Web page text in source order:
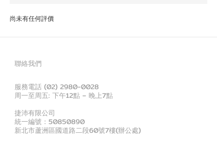
尚未有任何評價
聯絡我們
服務電話 (02) 2980-0028
周一至周五: 下午12點 – 晚上7點
捷沛有限公司
統一編號：50850890
新北市蘆洲區國道路二段60號7樓(辦公處)